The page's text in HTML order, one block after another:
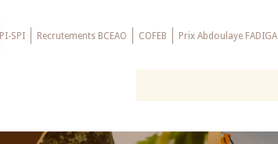
PI-SPI Recrutements BCEAO COFEB Prix Abdoulaye FADIGA